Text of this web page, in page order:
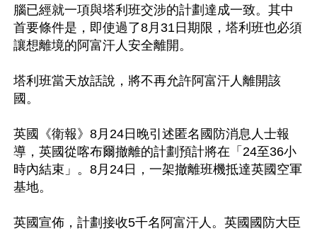
腦已經就一項與塔利班交涉的計劃達成一致。其中
首要條件是，即使過了8月31日期限，塔利班也必須
讓想離境的阿富汗人安全離開。
塔利班當天放話說，將不再允許阿富汗人離開該
國。
英國《衛報》8月24日晚引述匿名國防消息人士報
導，英國從喀布爾撤離的計劃預計將在「24至36小
時內結束」。8月24日，一架撤離班機抵達英國空軍
基地。
英國宣佈，計劃接收5千名阿富汗人。英國國防大臣